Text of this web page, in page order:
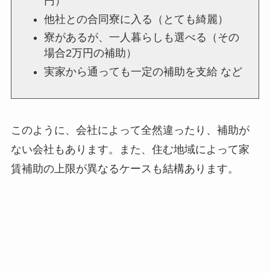
他社との合同寮に入る（とても綺麗）
寮があるが、一人暮らしも選べる（その
場合2万円の補助）
実家から通っても一定の補助を支給 など
このように、会社によって全然違ったり、補助が
ない会社もあります。また、住む地域によって家
賃補助の上限が異なるケースも結構あります。